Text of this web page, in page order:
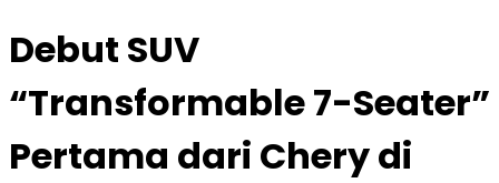
Debut SUV
“Transformable 7-Seater”
Pertama dari Chery di